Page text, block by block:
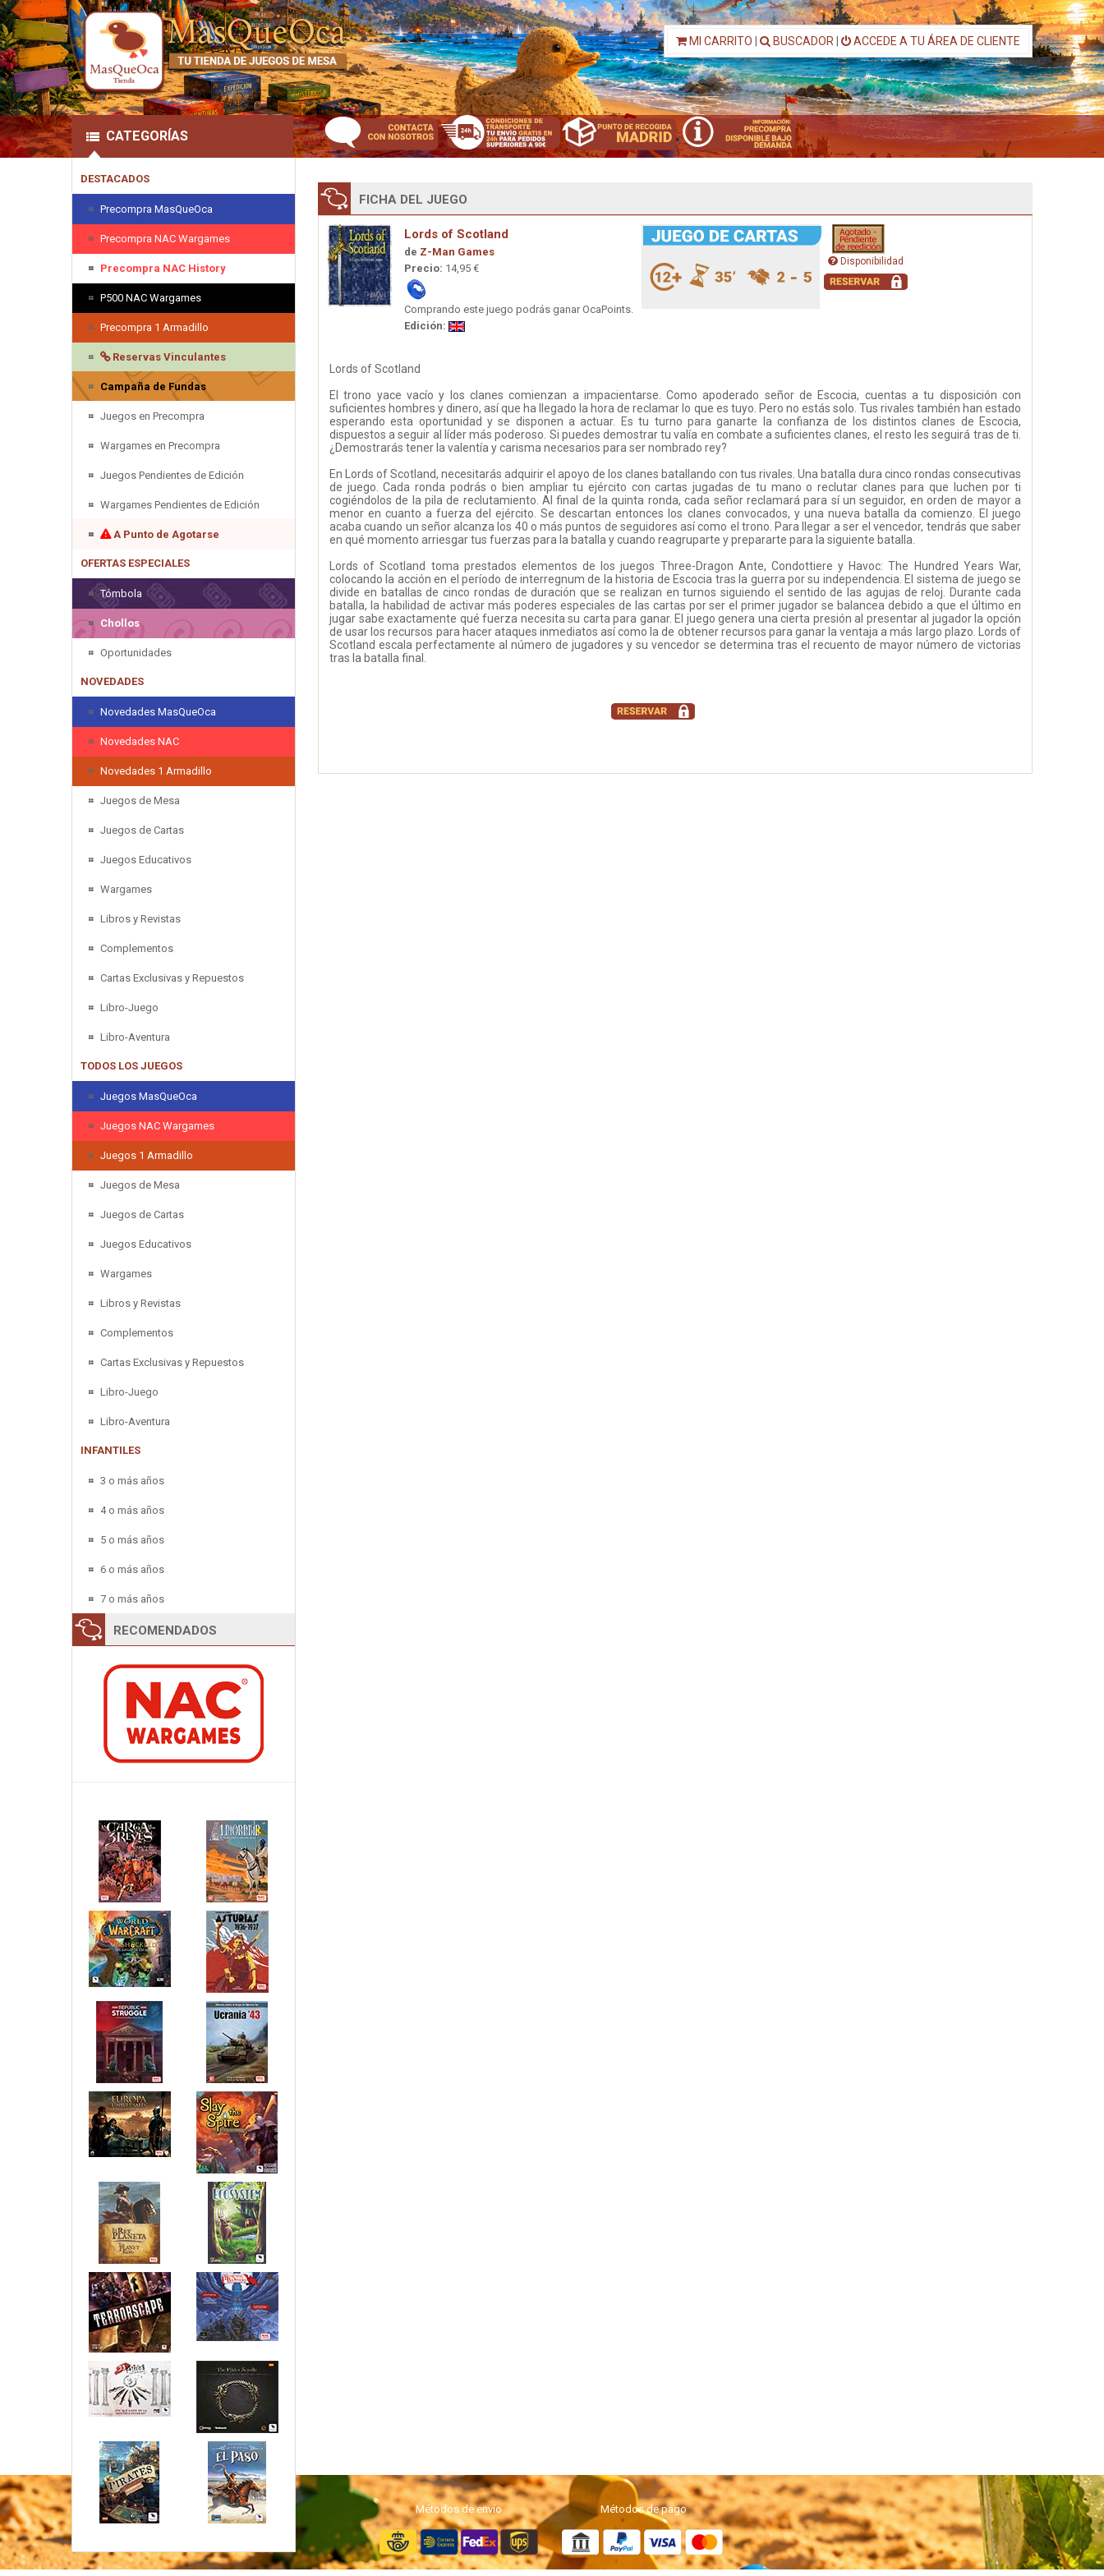
MI CARRITO BUSCADOR ACCEDE A TU ÁREA DE CLIENTE
CATEGORÍAS
DESTACADOS
Precompra MasQueOca
Precompra NAC Wargames
Precompra NAC History
P500 NAC Wargames
Precompra 1 Armadillo
Reservas Vinculantes
Campaña de Fundas
Juegos en Precompra
Wargames en Precompra
Juegos Pendientes de Edición
Wargames Pendientes de Edición
A Punto de Agotarse
OFERTAS ESPECIALES
Tómbola
Chollos
Oportunidades
NOVEDADES
Novedades MasQueOca
Novedades NAC
Novedades 1 Armadillo
Juegos de Mesa
Juegos de Cartas
Juegos Educativos
Wargames
Libros y Revistas
Complementos
Cartas Exclusivas y Repuestos
Libro-Juego
Libro-Aventura
TODOS LOS JUEGOS
Juegos MasQueOca
Juegos NAC Wargames
Juegos 1 Armadillo
Juegos de Mesa
Juegos de Cartas
Juegos Educativos
Wargames
Libros y Revistas
Complementos
Cartas Exclusivas y Repuestos
Libro-Juego
Libro-Aventura
INFANTILES
3 o más años
4 o más años
5 o más años
6 o más años
7 o más años
RECOMENDADOS
FICHA DEL JUEGO
Lords of Scotland
de Z-Man Games
Precio: 14,95 €
Comprando este juego podrás ganar OcaPoints.
Edición:
Disponibilidad
Lords of Scotland
El trono yace vacío y los clanes comienzan a impacientarse. Como apoderado señor de Escocia, cuentas a tu disposición con
suficientes hombres y dinero, así que ha llegado la hora de reclamar lo que es tuyo. Pero no estás solo. Tus rivales también han estado
esperando esta oportunidad y se disponen a actuar. Es tu turno para ganarte la confianza de los distintos clanes de Escocia,
dispuestos a seguir al líder más poderoso. Si puedes demostrar tu valía en combate a suficientes clanes, el resto les seguirá tras de ti.
¿Demostrarás tener la valentía y carisma necesarios para ser nombrado rey?
En Lords of Scotland, necesitarás adquirir el apoyo de los clanes batallando con tus rivales. Una batalla dura cinco rondas consecutivas
de juego. Cada ronda podrás o bien ampliar tu ejército con cartas jugadas de tu mano o reclutar clanes para que luchen por ti
cogiéndolos de la pila de reclutamiento. Al final de la quinta ronda, cada señor reclamará para sí un seguidor, en orden de mayor a
menor en cuanto a fuerza del ejército. Se descartan entonces los clanes convocados, y una nueva batalla da comienzo. El juego
acaba cuando un señor alcanza los 40 o más puntos de seguidores así como el trono. Para llegar a ser el vencedor, tendrás que saber
en qué momento arriesgar tus fuerzas para la batalla y cuando reagruparte y prepararte para la siguiente batalla.
Lords of Scotland toma prestados elementos de los juegos Three-Dragon Ante, Condottiere y Havoc: The Hundred Years War,
colocando la acción en el período de interregnum de la historia de Escocia tras la guerra por su independencia. El sistema de juego se
divide en batallas de cinco rondas de duración que se realizan en turnos siguiendo el sentido de las agujas de reloj. Durante cada
batalla, la habilidad de activar más poderes especiales de las cartas por ser el primer jugador se balancea debido a que el último en
jugar sabe exactamente qué fuerza necesita su carta para ganar. El juego genera una cierta presión al presentar al jugador la opción
de usar los recursos para hacer ataques inmediatos así como la de obtener recursos para ganar la ventaja a más largo plazo. Lords of
Scotland escala perfectamente al número de jugadores y su vencedor se determina tras el recuento de mayor número de victorias
tras la batalla final.
Métodos de envío Métodos de pago